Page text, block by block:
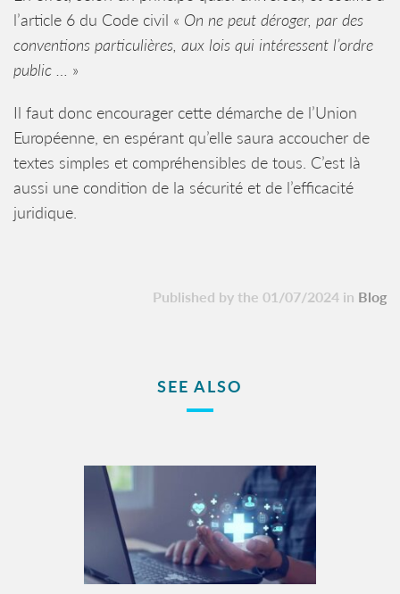
l’article 6 du Code civil « On ne peut déroger, par des
conventions particulières, aux lois qui intéressent l’ordre
public …
»
Il faut donc encourager cette démarche de l’Union
Européenne, en espérant qu’elle saura accoucher de
textes simples et compréhensibles de tous. C’est là
aussi une condition de la sécurité et de l’efficacité
juridique.
Published by the 01/07/2024 in Blog
SEE ALSO